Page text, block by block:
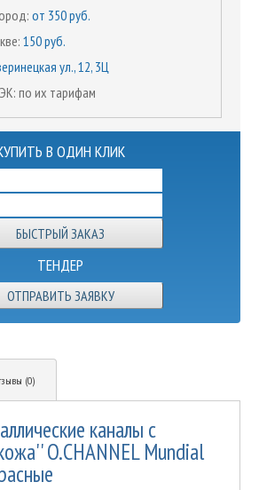
от 350 руб.
150 руб.
ул., 12, 3Ц
по их тарифам
В ОДИН КЛИК
ТЕНДЕР
ОТПРАВИТЬ ЗАЯВКУ
(0)
каналы с
O.CHANNEL Mundial